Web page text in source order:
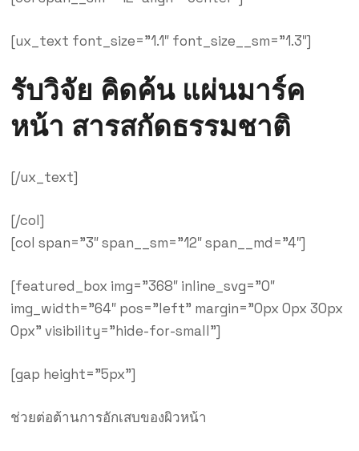
[ux_text font_size=”1.1″ font_size__sm=”1.3″]
รับวิจัย คิดค้น แผ่นมาร์ค
หน้า สารสกัดธรรมชาติ
[/ux_text]
[/col]
[col span=”3″ span__sm=”12″ span__md=”4″]
[featured_box img=”368″ inline_svg=”0″
img_width=”64″ pos=”left” margin=”0px 0px 30px
0px” visibility=”hide-for-small”]
[gap height=”5px”]
ช่วยต่อต้านการอักเสบของผิวหน้า